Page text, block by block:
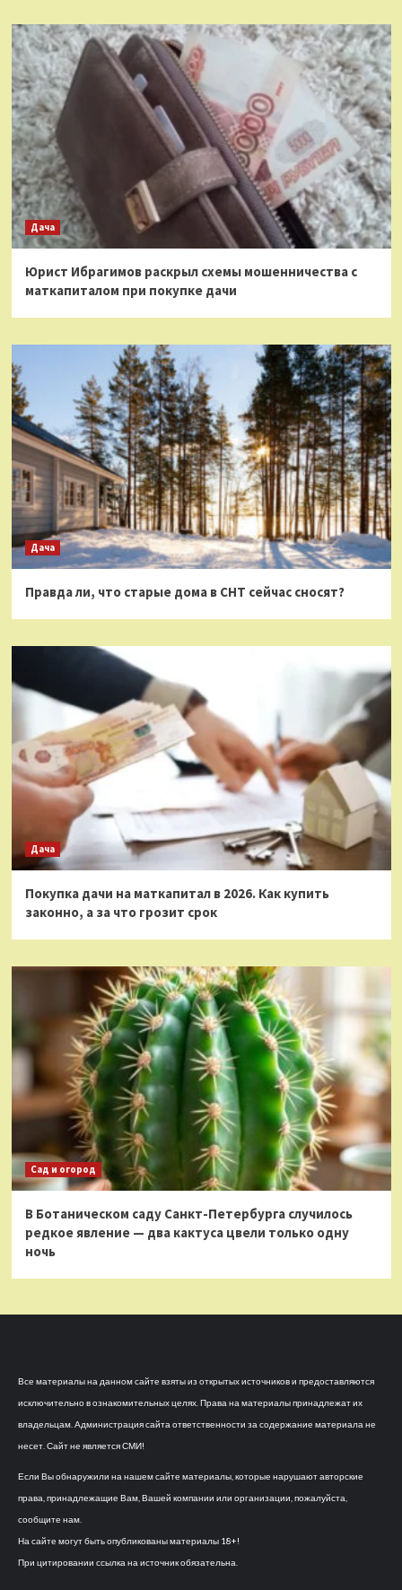
Дача
Юрист Ибрагимов раскрыл схемы мошенничества с
маткапиталом при покупке дачи
Дача
Правда ли, что старые дома в СНТ сейчас сносят?
Дача
Покупка дачи на маткапитал в 2026. Как купить
законно, а за что грозит срок
Сад и огород
В Ботаническом саду Санкт-Петербурга случилось
редкое явление — два кактуса цвели только одну
ночь
Все материалы на данном сайте взяты из открытых источников и предоставляются
исключительно в ознакомительных целях. Права на материалы принадлежат их
владельцам. Администрация сайта ответственности за содержание материала не
несет. Сайт не является СМИ!
Если Вы обнаружили на нашем сайте материалы, которые нарушают авторские
права, принадлежащие Вам, Вашей компании или организации, пожалуйста,
сообщите нам.
На сайте могут быть опубликованы материалы 18+!
При цитировании ссылка на источник обязательна.